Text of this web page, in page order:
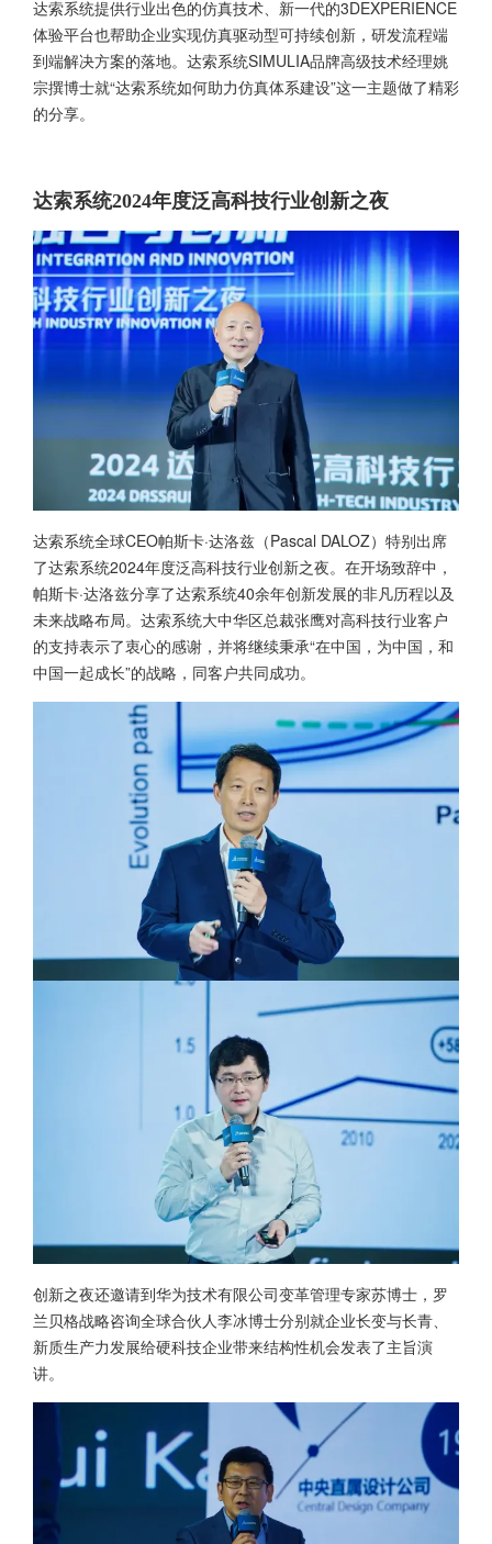
达索系统提供行业出色的仿真技术、新一代的3DEXPERIENCE
体验平台也帮助企业实现仿真驱动型可持续创新，研发流程端
到端解决方案的落地。达索系统SIMULIA品牌高级技术经理姚
宗撰博士就“达索系统如何助力仿真体系建设”这一主题做了精彩
的分享。
达索系统2024年度泛高科技行业创新之夜
达索系统全球CEO帕斯卡·达洛兹（Pascal DALOZ）特别出席
了达索系统2024年度泛高科技行业创新之夜。在开场致辞中，
帕斯卡·达洛兹分享了达索系统40余年创新发展的非凡历程以及
未来战略布局。达索系统大中华区总裁张鹰对高科技行业客户
的支持表示了衷心的感谢，并将继续秉承“在中国，为中国，和
中国一起成长”的战略，同客户共同成功。
创新之夜还邀请到华为技术有限公司变革管理专家苏博士，罗
兰贝格战略咨询全球合伙人李冰博士分别就企业长变与长青、
新质生产力发展给硬科技企业带来结构性机会发表了主旨演
讲。